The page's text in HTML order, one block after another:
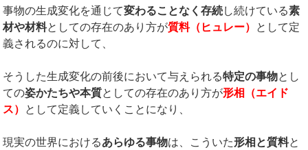
事物の生成変化を通じて変わることなく存続し続けている素
材や材料としての存在のあり方が質料（ヒュレー） として定
義されるのに対して、
そうした生成変化の前後において与えられる特定の事物とし
ての姿かたちや本質としての存在のあり方が形相（エイド
ス） として定義していくことになり、
現実の世界におけるあらゆる事物は、こういた形相と質料と